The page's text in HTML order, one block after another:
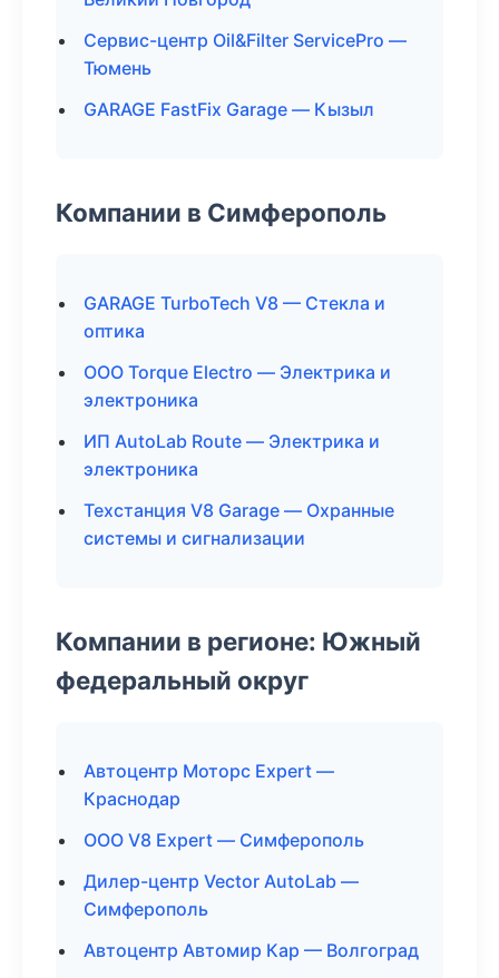
Сервис-центр Oil&Filter ServicePro —
Тюмень
GARAGE FastFix Garage — Кызыл
Компании в Симферополь
GARAGE TurboTech V8 — Стекла и
оптика
ООО Torque Electro — Электрика и
электроника
ИП AutoLab Route — Электрика и
электроника
Техстанция V8 Garage — Охранные
системы и сигнализации
Компании в регионе: Южный
федеральный округ
Автоцентр Моторс Expert —
Краснодар
ООО V8 Expert — Симферополь
Дилер-центр Vector AutoLab —
Симферополь
Автоцентр Автомир Кар — Волгоград